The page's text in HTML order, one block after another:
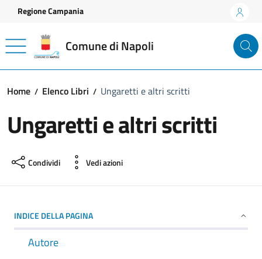
Vai ai contenuti
Vai al footer
Regione Campania
Comune di Napoli
Home Elenco Libri Ungaretti e altri scritti
Ungaretti e altri scritti
Condividi Vedi azioni
INDICE DELLA PAGINA
Autore